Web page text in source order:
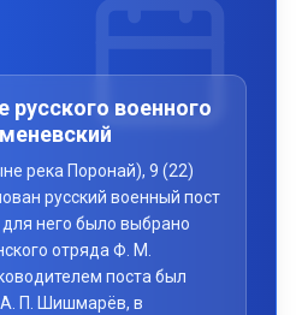
русского военного
река Поронай), 9 (22)
русский военный пост
него было выбрано
отряда Ф. М.
поста был
П. Шишмарёв, в